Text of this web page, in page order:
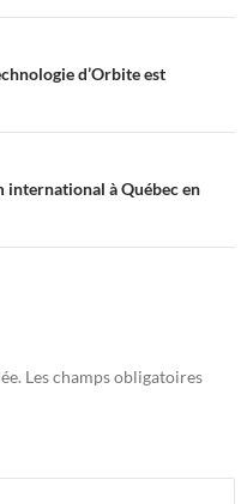
d’Orbite est
international à Québec en
Les champs obligatoires